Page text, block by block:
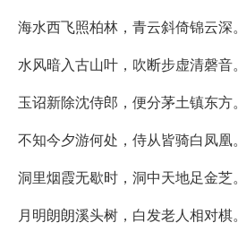
海水西飞照柏林，青云斜倚锦云深。
水风暗入古山叶，吹断步虚清磬音。
玉诏新除沈侍郎，便分茅土镇东方。
不知今夕游何处，侍从皆骑白凤凰。
洞里烟霞无歇时，洞中天地足金芝。
月明朗朗溪头树，白发老人相对棋。